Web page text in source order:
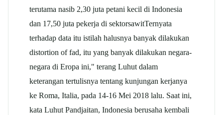
terutama nasib 2,30 juta petani kecil di Indonesia
dan 17,50 juta pekerja di sektorsawitTernyata
terhadap data itu istilah halusnya banyak dilakukan
distortion of fad, itu yang banyak dilakukan negara-
negara di Eropa ini," terang Luhut dalam
keterangan tertulisnya tentang kunjungan kerjanya
ke Roma, Italia, pada 14-16 Mei 2018 lalu. Saat ini,
kata Luhut Pandjaitan, Indonesia berusaha kembali